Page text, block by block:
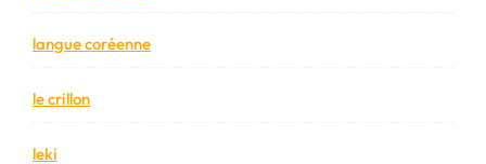
langue coréenne
le crillon
leki